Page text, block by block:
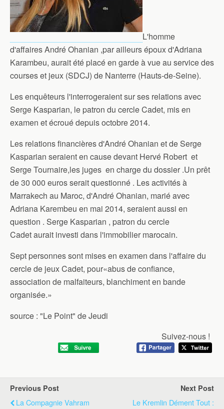
L'homme
d'affaires André Ohanian ,par ailleurs époux d'Adriana
Karambeu, aurait été placé en garde à vue au service des
courses et jeux (SDCJ) de Nanterre (Hauts-de-Seine).
Les enquêteurs l'interrogeraient sur ses relations avec
Serge Kasparian, le patron du cercle Cadet, mis en
examen et écroué depuis octobre 2014.
Les relations financières d'André Ohanian et de Serge
Kasparian seraient en cause devant Hervé Robert et
Serge Tournaire,les juges en charge du dossier .Un prêt
de 30 000 euros serait questionné . Les activités à
Marrakech au Maroc, d'André Ohanian, marié avec
Adriana Karembeu en mai 2014, seraient aussi en
question . Serge Kasparian , patron du cercle
Cadet aurait investi dans l'immobilier marocain.
Sept personnes sont mises en examen dans l'affaire du
cercle de jeux Cadet, pour«abus de confiance,
association de malfaiteurs, blanchiment en bande
organisée.»
source : "Le Point" de Jeudi
Suivez-nous !
Previous Post
La Compagnie Vahram
Next Post
Le Kremlin Dément Tout :